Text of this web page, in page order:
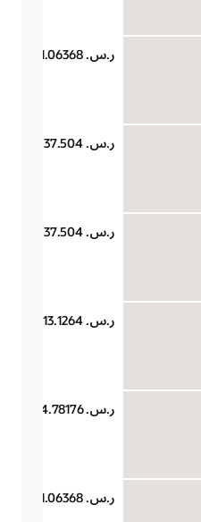
ر.س.‏ 11.06368
ر.س.‏ 37.504
ر.س.‏ 37.504
ر.س.‏ 13.1264
ر.س.‏ 4.78176
ر.س.‏ 11.06368